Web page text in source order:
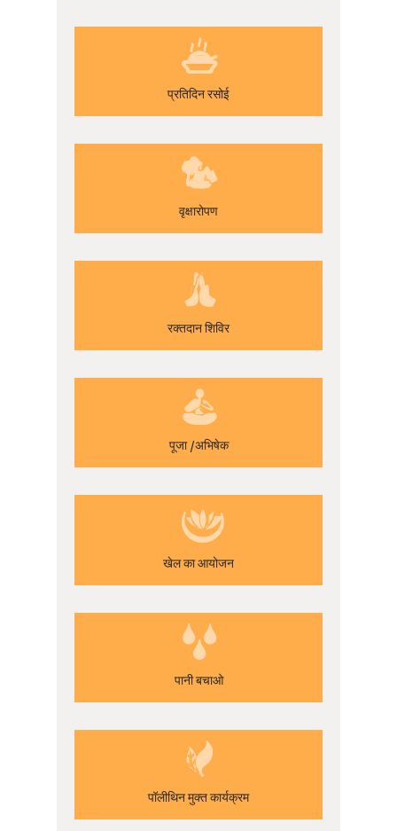
प्रतिदिन रसोई
वृक्षारोपण
रक्तदान शिविर
पूजा /अभिषेक
खेल का आयोजन
पानी बचाओ
पॉलीथिन मुक्त कार्यक्रम